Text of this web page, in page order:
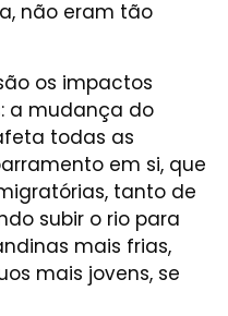
não eram tão
os impactos
a mudança do
todas as
em si, que
tanto de
subir o rio para
mais frias,
mais jovens, se